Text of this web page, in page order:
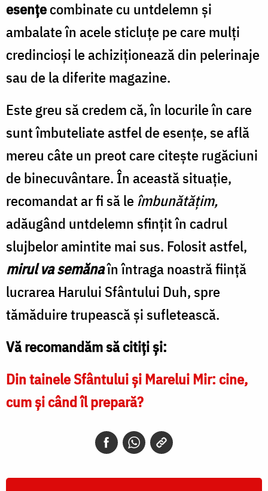
esenţecombinate cu untdelemn și
ambalate în acele sticluțe pe care mulți
credincioși le achiziționează din pelerinaje
sau de la diferite magazine.
Este greu să credem că, în locurile în care
sunt îmbuteliate astfel de esențe, se află
mereu câte un preot care citește rugăciuni
de binecuvântare. În această situație,
recomandat ar fi să leîmbunătățim,
adăugând untdelemn sfințit în cadrul
slujbelor amintite mai sus. Folosit astfel,
mirul va semănaîn întraga noastră ființă
lucrarea Harului Sfântului Duh, spre
tămăduire trupească și sufletească.
Vă recomandăm să citiți și:
Din tainele Sfântului și Marelui Mir: cine,
cum și când îl prepară?